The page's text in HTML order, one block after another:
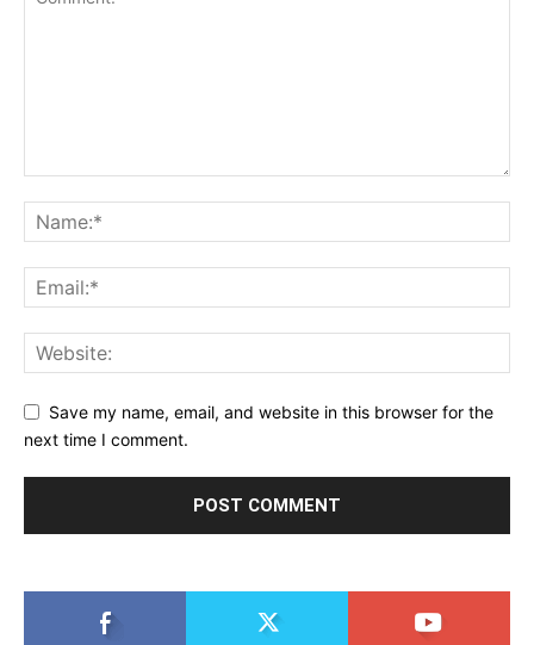
Save my name, email, and website in this browser for the
next time I comment.